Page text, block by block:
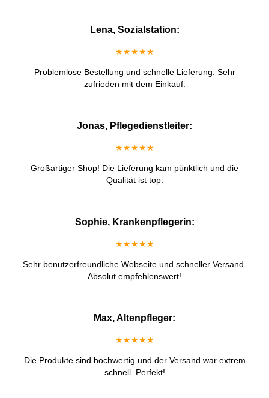
Lena, Sozialstation:
★★★★★
Problemlose Bestellung und schnelle Lieferung. Sehr
zufrieden mit dem Einkauf.
Jonas, Pflegedienstleiter:
★★★★★
Großartiger Shop! Die Lieferung kam pünktlich und die
Qualität ist top.
Sophie, Krankenpflegerin:
★★★★★
Sehr benutzerfreundliche Webseite und schneller Versand.
Absolut empfehlenswert!
Max, Altenpfleger:
★★★★★
Die Produkte sind hochwertig und der Versand war extrem
schnell. Perfekt!